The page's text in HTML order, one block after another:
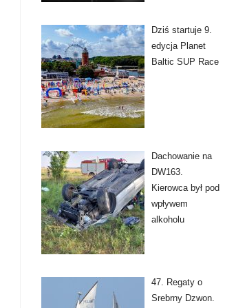
Dziś startuje 9.
edycja Planet
Baltic SUP Race
Dachowanie na
DW163.
Kierowca był pod
wpływem
alkoholu
47. Regaty o
Srebrny Dzwon.